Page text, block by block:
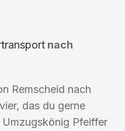
nach
Remscheid nach
das du gerne
Pfeiffer